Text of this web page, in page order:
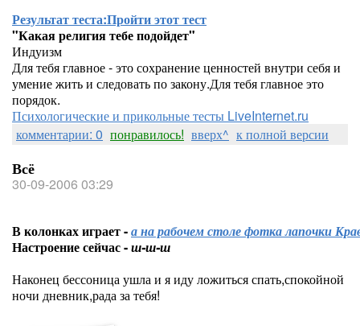
Результат теста:Пройти этот тест
"Какая религия тебе подойдет"
Индуизм
Для тебя главное - это сохранение ценностей внутри себя и
умение жить и следовать по закону.Для тебя главное это
порядок.
Психологические и прикольные тесты LiveInternet.ru
комментарии: 0 понравилось! вверх^ к полной версии
Всё
30-09-2006 03:29
В колонках играет -а на рабочем столе фотка лапочки
Настроение сейчас -ш-ш-ш
Наконец бессоница ушла и я иду ложиться спать,спокойной
ночи дневник,рада за тебя!